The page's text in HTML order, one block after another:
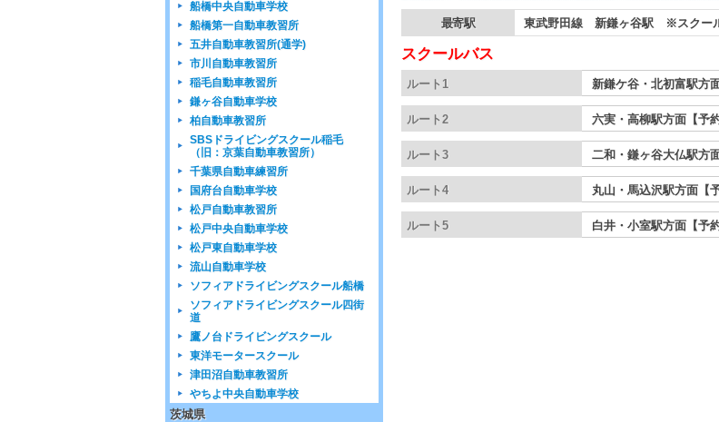
最寄駅 東武野田線 新鎌ヶ谷駅 ※スクール
スクールバス
ルート1 新鎌ケ谷・北初富駅方
ルート2 六実・高柳駅方面【予約
ルート3 二和・鎌ヶ谷大仏駅方
ルート4 丸山・馬込沢駅方面【
ルート5 白井・小室駅方面【予約
船橋中央自動車学校
船橋第一自動車教習所
五井自動車教習所(通学)
市川自動車教習所
稲毛自動車教習所
鎌ヶ谷自動車学校
柏自動車教習所
SBSドライビングスクール稲毛
（旧：京葉自動車教習所）
千葉県自動車練習所
国府台自動車学校
松戸自動車教習所
松戸中央自動車学校
松戸東自動車学校
流山自動車学校
ソフィアドライビングスクール船橋
ソフィアドライビングスクール四街
道
鷹ノ台ドライビングスクール
東洋モータースクール
津田沼自動車教習所
やちよ中央自動車学校
茨城県